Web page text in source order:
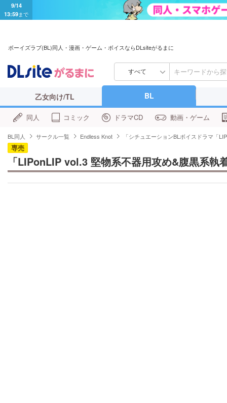
9/14
13:59まで
ボーイズラブ(BL)同人・漫画・ゲーム・ボイスならDLsiteがるまに
すべて
乙女向け/TL BL
同人 コミック ドラマCD 動画・ゲーム
BL同人 サークル一覧 Endless Knot 「シチュエーションBLボイスドラマ「
専売
「LIPonLIP vol.3 堅物系不器用攻め&腹黒系執